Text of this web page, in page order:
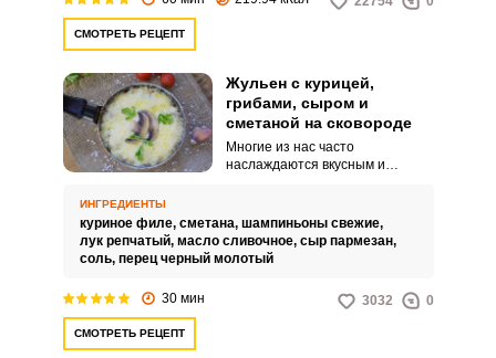
СМОТРЕТЬ РЕЦЕПТ
Жульен с курицей,
грибами, сыром и
сметаной на сковороде
Многие из нас часто
наслаждаются вкусным и
большинства людей
складывается впечатление, что
это очень сложное в
которое необходимо потратить
ИНГРЕДИЕНТЫ
куриное филе, сметана, шампиньоны свежие,
лук репчатый, масло сливочное, сыр пармезан,
соль, перец черный молотый
30 мин 3032 0
СМОТРЕТЬ РЕЦЕПТ